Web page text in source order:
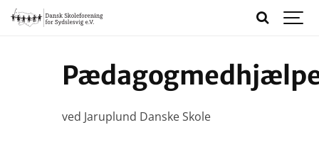
ved Jaruplund Danske Skole